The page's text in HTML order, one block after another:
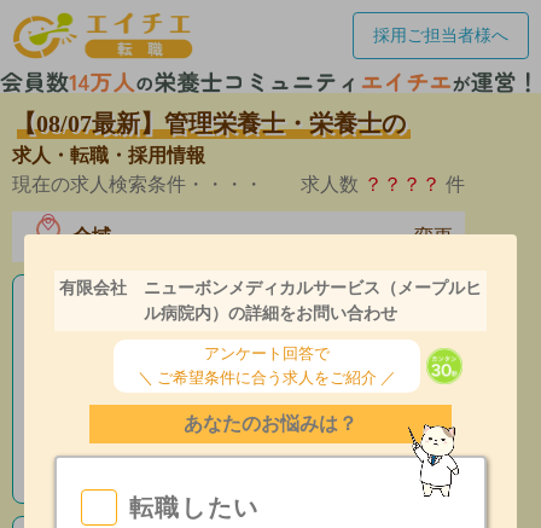
採用ご担当者様へ
【08/07最新】管理栄養士・栄養士の
求人・転職・採用情報
現在の求人検索条件・・・・
求人数 ？？？？ 件
全域 変更
老人ホームの栄養士求人
産休育休制度有
昇給あり
指導環境充実
有限会社 ニューボンメディカルサービス（メープルヒ
ル病院内）の詳細をお問い合わせ
アンケート回答で
＼ ご希望条件に合う求人をご紹介 ／
あなたのお悩みは？
転職したい